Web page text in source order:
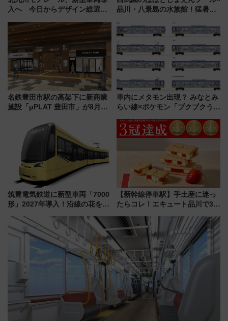
入へ 今日からデザイン総選挙
品川・八景島の水族館！猛暑を
夏休みをお得に楽しむ！
名鉄豊田市駅の高架下に新商業
施設「μPLAT 豊田市」が8月26
たな玄関口へ
車内にメタモン出現？ みなとみ
らい線×ポケモン「ブクブクうみ
行開始に！ この夏は直通列車で
横浜へ！
筑豊電気鉄道に新型車両「7000
形」2027年導入！沿線の花をイ
内は落ち着いたゆとりある空間
に
【新幹線停車駅】手土産に迷っ
たらコレ！エキュート品川で3年
産スイーツとは？